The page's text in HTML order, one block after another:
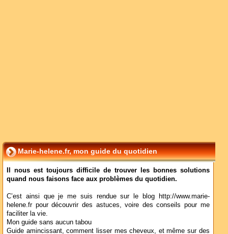
Marie-helene.fr, mon guide du quotidien
Il nous est toujours difficile de trouver les bonnes solutions
quand nous faisons face aux problèmes du quotidien.
C’est ainsi que je me suis rendue sur le blog http://www.marie-
helene.fr pour découvrir des astuces, voire des conseils pour me
faciliter la vie.
Mon guide sans aucun tabou
Guide amincissant, comment lisser mes cheveux, et même sur des